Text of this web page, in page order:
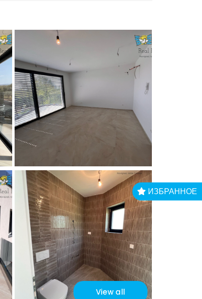
ИЗБРАННОЕ
View all